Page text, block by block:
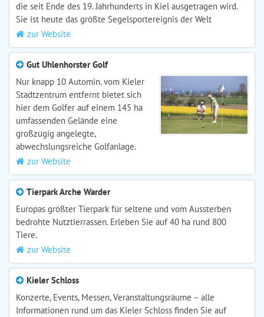
die seit Ende des 19. Jahrhunderts in Kiel ausgetragen wird.
Sie ist heute das größte Segelsportereignis der Welt
zur Website
Gut Uhlenhorster Golf
Nur knapp 10 Automin. vom Kieler
Stadtzentrum entfernt bietet sich
hier dem Golfer auf einem 145 ha
umfassenden Gelände eine
großzügig angelegte,
abwechslungsreiche Golfanlage.
zur Website
Tierpark Arche Warder
Europas größter Tierpark für seltene und vom Aussterben
bedrohte Nutztierrassen. Erleben Sie auf 40 ha rund 800
Tiere.
zur Website
Kieler Schloss
Konzerte, Events, Messen, Veranstaltungsräume – alle
Informationen rund um das Kieler Schloss finden Sie auf